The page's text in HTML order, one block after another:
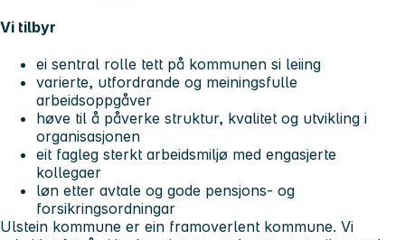
Vi tilbyr
ei sentral rolle tett på kommunen si leiing
varierte, utfordrande og meiningsfulle
arbeidsoppgåver
høve til å påverke struktur, kvalitet og utvikling i
organisasjonen
eit fagleg sterkt arbeidsmiljø med engasjerte
kollegaer
løn etter avtale og gode pensjons- og
forsikringsordningar
Ulstein kommune er ein framoverlent kommune. Vi